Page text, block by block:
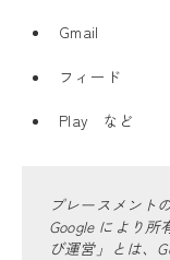
Gmail
フィード
Play など
プレースメント
Google により所
び運営」とは、